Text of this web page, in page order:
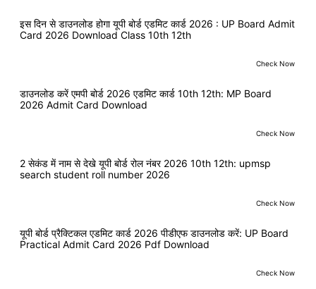
इस दिन से डाउनलोड होगा यूपी बोर्ड एडमिट कार्ड 2026 : UP Board Admit
Card 2026 Download Class 10th 12th
Check Now
डाउनलोड करें एमपी बोर्ड 2026 एडमिट कार्ड 10th 12th: MP Board
2026 Admit Card Download
Check Now
2 सेकंड में नाम से देखे यूपी बोर्ड रोल नंबर 2026 10th 12th: upmsp
search student roll number 2026
Check Now
यूपी बोर्ड प्रैक्टिकल एडमिट कार्ड 2026 पीडीएफ डाउनलोड करें: UP Board
Practical Admit Card 2026 Pdf Download
Check Now